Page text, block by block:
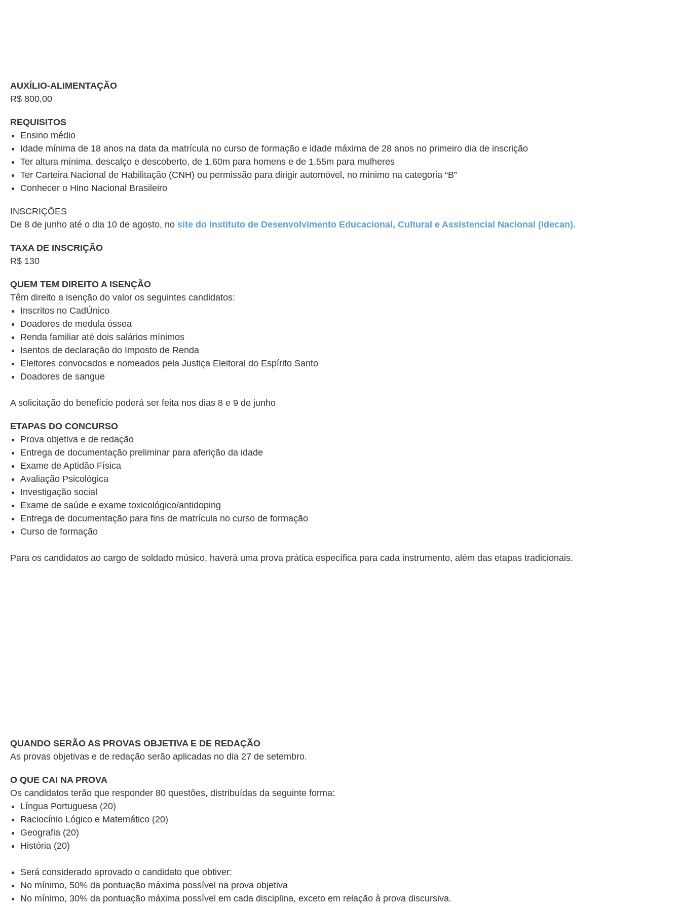
AUXÍLIO-ALIMENTAÇÃO
R$ 800,00
REQUISITOS
Ensino médio
Idade mínima de 18 anos na data da matrícula no curso de formação e idade máxima de 28 anos no primeiro dia de inscrição
Ter altura mínima, descalço e descoberto, de 1,60m para homens e de 1,55m para mulheres
Ter Carteira Nacional de Habilitação (CNH) ou permissão para dirigir automóvel, no mínimo na categoria “B”
Conhecer o Hino Nacional Brasileiro
INSCRIÇÕES
De 8 de junho até o dia 10 de agosto, no site do Instituto de Desenvolvimento Educacional, Cultural e Assistencial Nacional (Idecan).
TAXA DE INSCRIÇÃO
R$ 130
QUEM TEM DIREITO A ISENÇÃO
Têm direito a isenção do valor os seguintes candidatos:
Inscritos no CadÚnico
Doadores de medula óssea
Renda familiar até dois salários mínimos
Isentos de declaração do Imposto de Renda
Eleitores convocados e nomeados pela Justiça Eleitoral do Espírito Santo
Doadores de sangue
A solicitação do benefício poderá ser feita nos dias 8 e 9 de junho
ETAPAS DO CONCURSO
Prova objetiva e de redação
Entrega de documentação preliminar para aferição da idade
Exame de Aptidão Física
Avaliação Psicológica
Investigação social
Exame de saúde e exame toxicológico/antidoping
Entrega de documentação para fins de matrícula no curso de formação
Curso de formação
Para os candidatos ao cargo de soldado músico, haverá uma prova prática específica para cada instrumento, além das etapas tradicionais.
QUANDO SERÃO AS PROVAS OBJETIVA E DE REDAÇÃO
As provas objetivas e de redação serão aplicadas no dia 27 de setembro.
O QUE CAI NA PROVA
Os candidatos terão que responder 80 questões, distribuídas da seguinte forma:
Língua Portuguesa (20)
Raciocínio Lógico e Matemático (20)
Geografia (20)
História (20)
Será considerado aprovado o candidato que obtiver:
No mínimo, 50% da pontuação máxima possível na prova objetiva
No mínimo, 30% da pontuação máxima possível em cada disciplina, exceto em relação à prova discursiva.